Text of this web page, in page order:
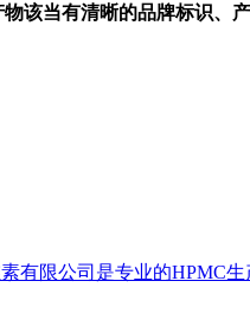
该当有清晰的品牌标识、
有限公司是专业的HPMC